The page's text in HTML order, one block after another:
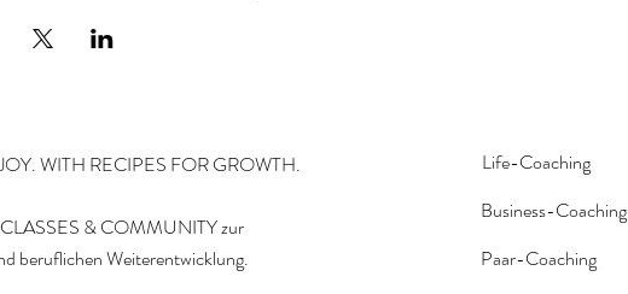
WITH RECIPES FOR GROWTH.
& COMMUNITY zur
beruflichen Weiterentwicklung.
Life-Coaching
Business-Coaching
Paar-Coaching